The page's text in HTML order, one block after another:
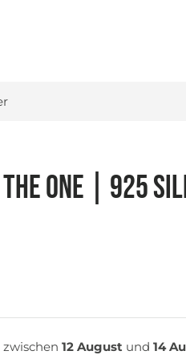
ONE | 925
12 August und 14